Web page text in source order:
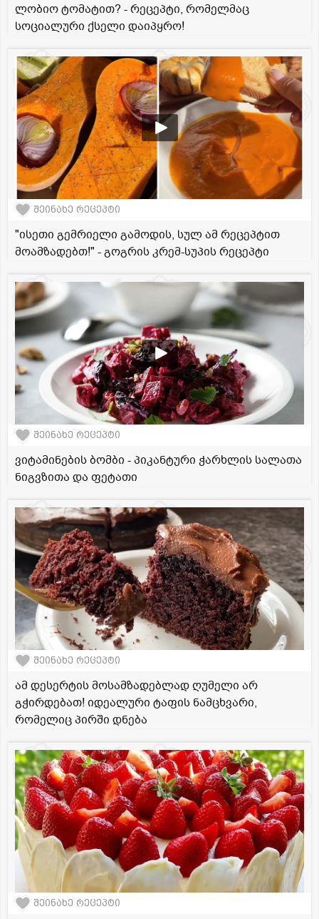
ლობიო ტომატით? - რეცეპტი, რომელმაც
სოციალური ქსელი დაიპყრო!
შეინახე რეცეპტი
"ისეთი გემრიელი გამოდის, სულ ამ რეცეპტით
მოამზადებთ!" - გოგრის კრემ-სუპის რეცეპტი
შეინახე რეცეპტი
ვიტამინების ბომბი - პიკანტური ჭარხლის სალათა
ნიგვზითა და ფეტათი
შეინახე რეცეპტი
ამ დესერტის მოსამზადებლად ღუმელი არ
გჭირდებათ! იდეალური ტაფის ნამცხვარი,
რომელიც პირში დნება
შეინახე რეცეპტი